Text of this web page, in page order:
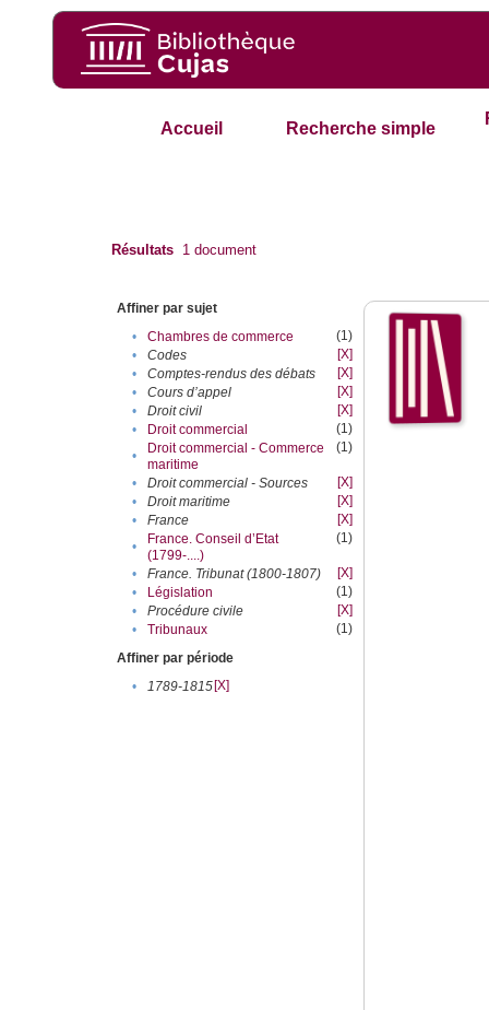
Accueil Recherche simple
Résultats 1 document
Affiner par sujet
•
Chambres de commerce
(1)
•
Codes
[X]
•
Comptes-rendus des débats
[X]
•
Cours d’appel
[X]
•
Droit civil
[X]
•
Droit commercial
(1)
•
Droit commercial - Commerce
maritime
(1)
• Droit commercial - Sources
[X]
•
Droit maritime
[X]
•
France
[X]
•
France. Conseil d’Etat
(1799-....)
(1)
• France. Tribunat (1800-1807)
[X]
•
Législation
(1)
•
Procédure civile
[X]
•
Tribunaux
(1)
Affiner par période
•
1789-1815[X]